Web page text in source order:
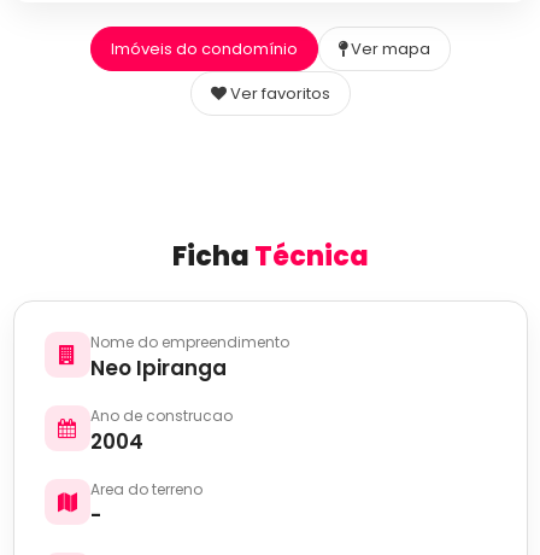
Imóveis do condomínio
Ver mapa
Ver favoritos
FichaTécnica
Nome do empreendimento
Neo Ipiranga
Ano de construcao
2004
Area do terreno
-